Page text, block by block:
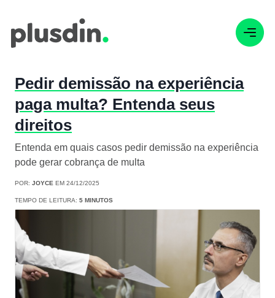
Pedir demissão na experiência
paga multa? Entenda seus
direitos
Entenda em quais casos pedir demissão na experiência
pode gerar cobrança de multa
POR: JOYCE EM 24/12/2025
TEMPO DE LEITURA: 5 MINUTOS